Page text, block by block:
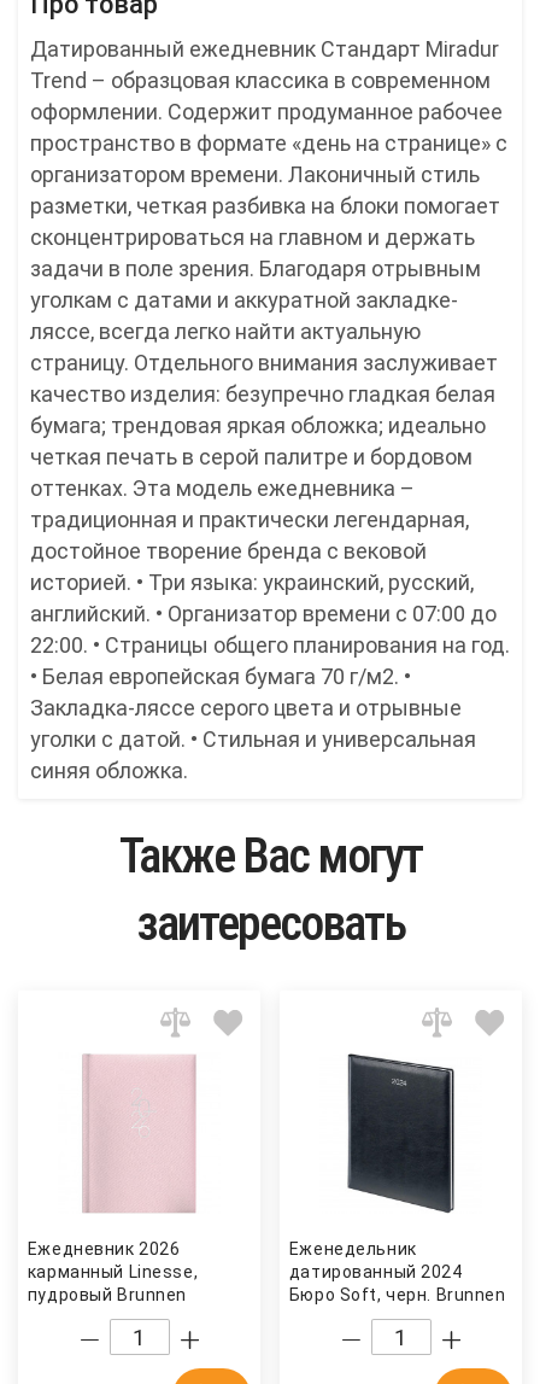
Датированный ежедневник Стандарт Miradur
Trend – образцовая классика в современном
оформлении. Содержит продуманное рабочее
пространство в формате «день на странице» с
организатором времени. Лаконичный стиль
разметки, четкая разбивка на блоки помогает
сконцентрироваться на главном и держать
задачи в поле зрения. Благодаря отрывным
уголкам с датами и аккуратной закладке-
ляссе, всегда легко найти актуальную
страницу. Отдельного внимания заслуживает
качество изделия: безупречно гладкая белая
бумага; трендовая яркая обложка; идеально
четкая печать в серой палитре и бордовом
оттенках. Эта модель ежедневника –
традиционная и практически легендарная,
достойное творение бренда с вековой
историей. • Три языка: украинский, русский,
английский. • Организатор времени с 07:00 до
22:00. • Страницы общего планирования на год.
• Белая европейская бумага 70 г/м2. •
Закладка-ляссе серого цвета и отрывные
уголки с датой. • Стильная и универсальная
синяя обложка.
Также Вас могут
заитересовать
Ежедневник 2026
карманный Linesse,
пудровый Brunnen
Еженедельник
датированный 2024
Бюро Soft, черн. Brunnen